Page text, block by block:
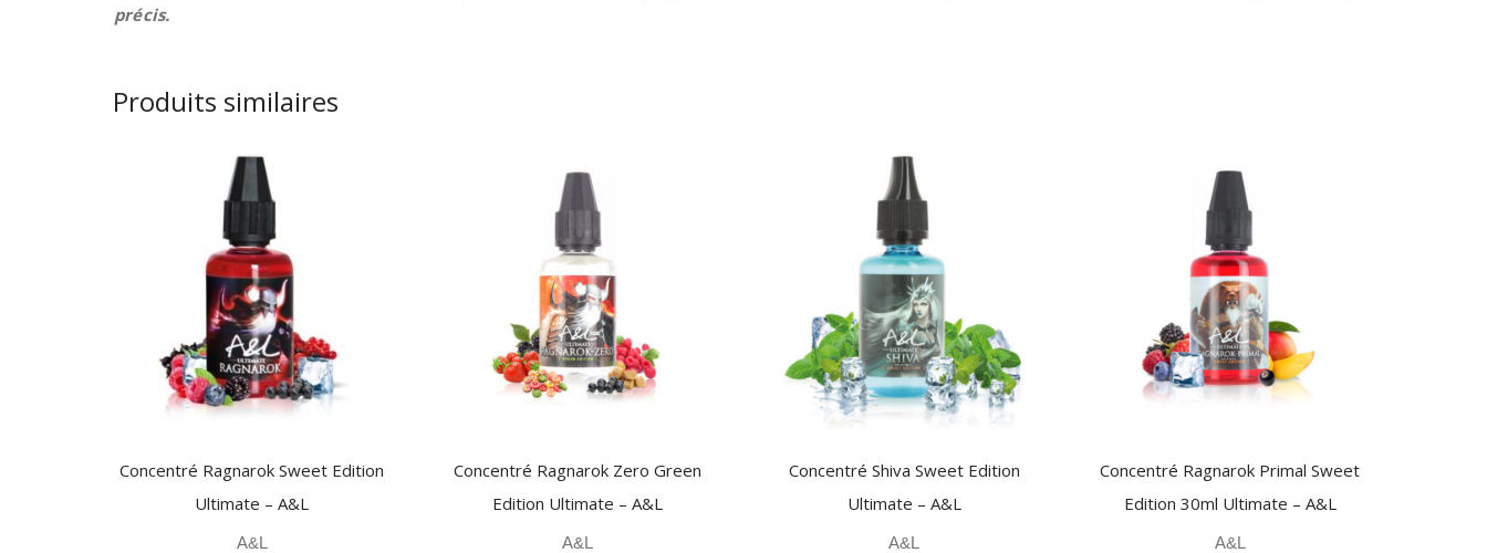
précis.
Produits similaires
Concentré Ragnarok Sweet Edition
Ultimate – A&L
A&L
Concentré Ragnarok Zero Green
Edition Ultimate – A&L
A&L
Concentré Shiva Sweet Edition
Ultimate – A&L
A&L
Concentré Ragnarok Primal Sweet
Edition 30ml Ultimate – A&L
A&L